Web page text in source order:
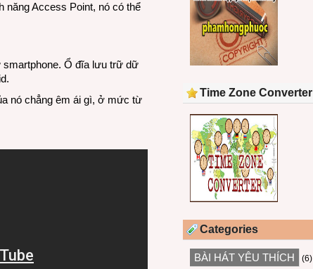
năng Access Point, nó có thể
smartphone. Ổ đĩa lưu trữ dữ
nó chẳng êm ái gì, ở mức từ
Time Zone Converter
Categories
BÀI HÁT YÊU THÍCH (6)